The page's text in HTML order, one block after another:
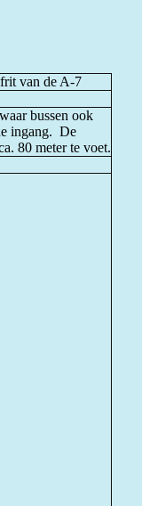
van de A-7
bussen ook
ingang. De
80 meter te voet.